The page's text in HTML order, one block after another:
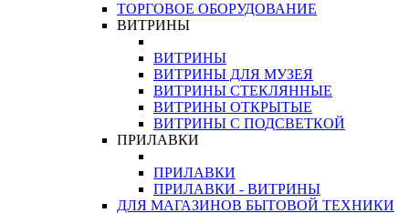
ТОРГОВОЕ ОБОРУДОВАНИЕ
ВИТРИНЫ
ВИТРИНЫ
ВИТРИНЫ ДЛЯ МУЗЕЯ
ВИТРИНЫ СТЕКЛЯННЫЕ
ВИТРИНЫ ОТКРЫТЫЕ
ВИТРИНЫ С ПОДСВЕТКОЙ
ПРИЛАВКИ
ПРИЛАВКИ
ПРИЛАВКИ - ВИТРИНЫ
ДЛЯ МАГАЗИНОВ БЫТОВОЙ ТЕХНИКИ